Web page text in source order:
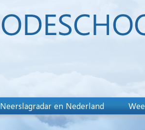
Neerslagradar en Nederland